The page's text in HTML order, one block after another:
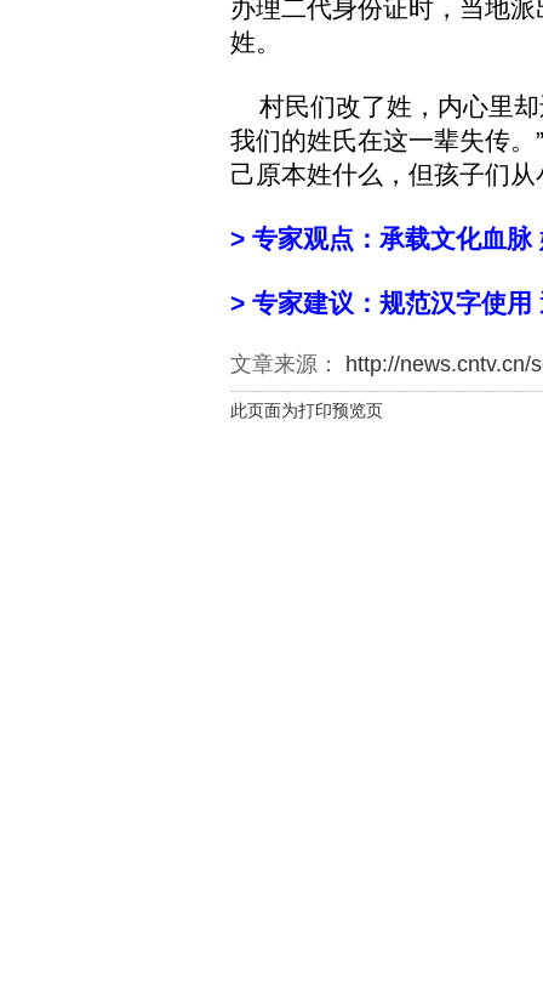
办理二代身份证时，当地
姓。
村民们改了姓，内心里却
我们的姓氏在这一辈失传。
己原本姓什么，但孩子们
> 专家观点：承载文化血脉
> 专家建议：规范汉字使用
文章来源： http://news.cntv.cn/
此页面为打印预览页